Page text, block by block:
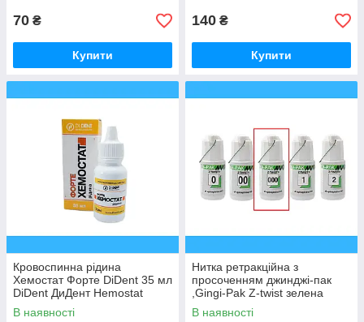
70 ₴
Купити
140 ₴
Купити
Кровоспинна рідина
Хемостат Форте DiDent 35 мл
DiDent ДиДент Hemostat
Forte liquid Dident
В наявності
Нитка ретракційна з
просоченням джинджі-пак
,Gingi-Pak Z-twist зелена
№000
В наявності